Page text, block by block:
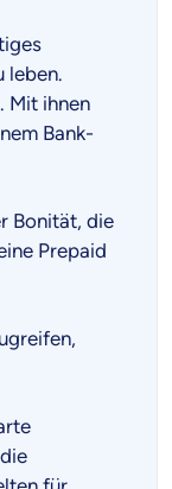
leben.
Mit ihnen
Bank-
Bonität, die
Prepaid